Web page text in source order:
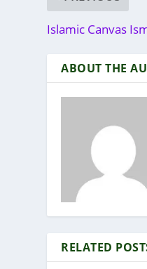
Islamic Canvas
ABOUT THE
RELATED